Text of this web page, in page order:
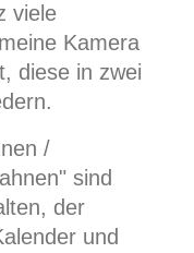
viele
Kamera
diese in zwei
/
sind
der
und